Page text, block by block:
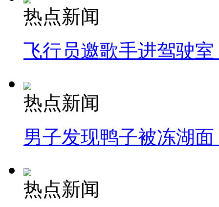
热点新闻
飞行员邀歌手进驾驶
热点新闻
男子发现鸭子被冻湖
热点新闻